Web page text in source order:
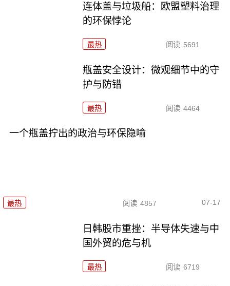
连体盖与垃圾船：欧盟塑料治理
的环保悖论
最热 阅读 5691
瓶盖安全设计：微观细节中的守
护与防错
最热 阅读 4464
一个瓶盖拧出的政治与环保隐喻
最热 阅读 4857 07-17
日韩股市重挫：半导体失速与中
国外贸的危与机
最热 阅读 6719